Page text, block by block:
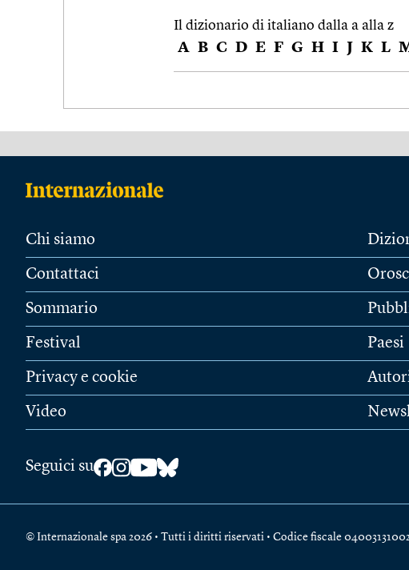
Il dizionario di italiano dalla a alla z
A B C D E F G H I J K L
Chi siamo
Contattaci
Sommario
Festival
Privacy e cookie
Video
Paesi
Seguici su
© Internazionale spa 2026 • Tutti i diritti riservati • Codice fiscale